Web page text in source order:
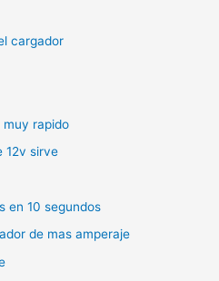
cargador
muy rapido
12v sirve
en 10 segundos
de mas amperaje